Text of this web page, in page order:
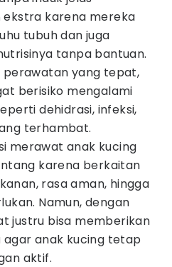
karena mereka
tubuh dan juga
tanpa bantuan.
yang tepat,
berisiko mengalami
dehidrasi, infeksi,
terhambat.
merawat anak kucing
karena berkaitan
rasa aman, hingga
Namun, dengan
justru bisa memberikan
agar anak kucing tetap
aktif.